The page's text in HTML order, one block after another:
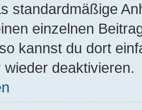
standardmäßige
einzelnen
kannst du dort
wieder deaktivieren.